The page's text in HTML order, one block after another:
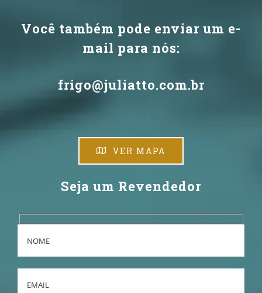
Você também pode enviar um e-
mail para nós:
frigo@juliatto.com.br
VER MAPA
Seja um Revendedor